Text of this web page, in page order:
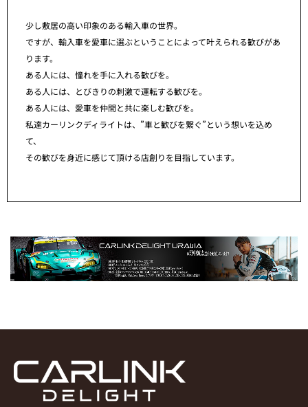
少し敷居の高い印象のある輸入車の世界。
ですが、輸入車を愛車に選ぶということによって叶えられる歓びがあ
ります。
ある人には、憧れを手に入れる歓びを。
ある人には、とびきりの刺激で運転する歓びを。
ある人には、愛車を仲間と共に楽しむ歓びを。
私達カーリンクディライトは、”車と歓びを繋ぐ”という想いを込め
て、
その歓びを身近に感じて頂ける店創りを目指しています。